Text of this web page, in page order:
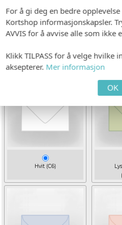
PAPIR
Hvitt,
KONVOLUTT
Hvit (C6)
For å gi deg en bedre
Kortshop informasjonskapsler.
AVVIS for å avvise alle som ikke
Klikk TILPASS for å velge hvilke
aksepterer. Mer informasjon
OK